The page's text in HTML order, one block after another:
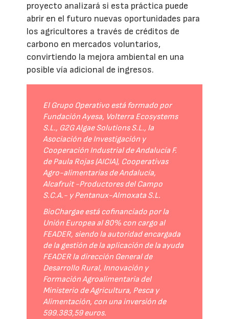
proyecto analizará si esta práctica puede
abrir en el futuro nuevas oportunidades para
los agricultores a través de créditos de
carbono en mercados voluntarios,
convirtiendo la mejora ambiental en una
posible vía adicional de ingresos.
El Grupo Operativo está formado por
Fundación Ayesa, Volterra Ecosystems
S.L., G2G Algae Solutions S.L., la
Asociación de Investigación y
Cooperación Industrial de Andalucía F.
de Paula Rojas (AICIA), Cooperativas
Agro-alimentarias de Andalucía,
Alcafruit -Productores del Campo
S.C.A.- y Pentanux-Almoxata S.L.
BioChargae está cofinanciado por la
Unión Europea al 80% con cargo al
FEADER, siendo la autoridad encargada
de la gestión de la aplicación de la ayuda
FEADER la dirección General de
Desarrollo Rural, Innovación y
Formación Agroalimentaria del
Ministerio de Agricultura, Pesca y
Alimentación, con una inversión de
599.383,59 euros.